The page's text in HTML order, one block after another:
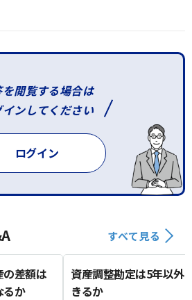
を閲覧する場合は
インしてください
ログイン
すべて見る
差額は
るか
資産調整勘定は5年以外
きるか